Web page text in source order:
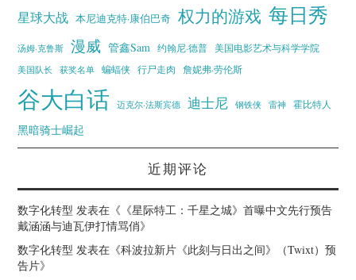
星球大战 本尼迪克特·康伯巴奇 权力的游戏 每日秀
汤姆·克鲁斯 漫威 管鑫Sam 约翰尼·德普
美国电影艺术与科学学院
美国队长
获奖名单 蝙蝠侠 行尸走肉 詹妮弗·劳伦斯
谷大白话 迈克尔·法斯宾德 迪士尼 钢铁侠 雷神 霍比特人
黑暗骑士崛起
近期评论
数字化转型 发表在《 《星际特工：千星之城》首曝中文先行预告
戴涵涵与迪瓦伊打情骂俏》
数字化转型 发表在《科波拉新片《此刻与日出之间》（Twixt）预
告片》